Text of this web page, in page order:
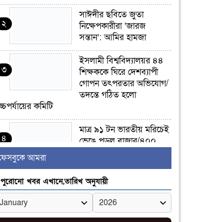
২
সাঈদীর ছবিতে জুতা
নিক্ষেপকারীরা ‘জারজ
সন্তান’: আমির হামজা
৩
ইসলামী বিশ্ববিদ্যালয়র ৪৪
শিক্ষককে ঘিরে দেশব্যাপী
গোপন তৎপরতার অভিযোগ/
তদন্তে গঠিত হলো
কমিটি
৪
মাত্র ৯১ টন ভারতীয় মরিচেই
ভেঙে পড়ল বাজার/৪০০
৫
জুলাই আন্দোলন ছিল
সম্মিলিত, লক্ষ্য হওয়া উচিত
ঐক্য ও রাষ্ট্রগঠন
আমরা
পুরোনো খবর এখানে,তারিখ অনুযায়ী